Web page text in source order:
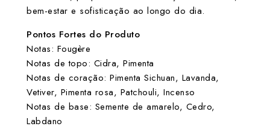
bem-estar e sofisticação ao longo do dia.
Pontos Fortes do Produto
Notas: Fougère
Notas de topo: Cidra, Pimenta
Notas de coração: Pimenta Sichuan, Lavanda,
Vetiver, Pimenta rosa, Patchouli, Incenso
Notas de base: Semente de amarelo, Cedro,
Labdano